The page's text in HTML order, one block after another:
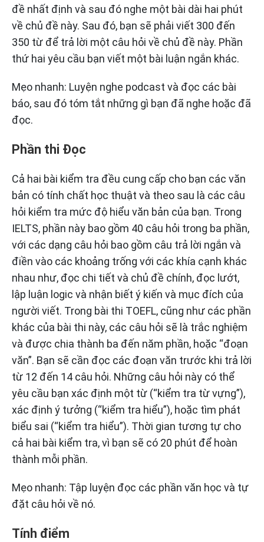
đề nhất định và sau đó nghe một bài dài hai phút
về chủ đề này. Sau đó, bạn sẽ phải viết 300 đến
350 từ để trả lời một câu hỏi về chủ đề này. Phần
thứ hai yêu cầu bạn viết một bài luận ngắn khác.
Mẹo nhanh: Luyện nghe podcast và đọc các bài
báo, sau đó tóm tắt những gì bạn đã nghe hoặc đã
đọc.
Phần thi Đọc
Cả hai bài kiểm tra đều cung cấp cho bạn các văn
bản có tính chất học thuật và theo sau là các câu
hỏi kiểm tra mức độ hiểu văn bản của bạn. Trong
IELTS, phần này bao gồm 40 câu hỏi trong ba phần,
với các dạng câu hỏi bao gồm câu trả lời ngắn và
điền vào các khoảng trống với các khía cạnh khác
nhau như, đọc chi tiết và chủ đề chính, đọc lướt,
lập luận logic và nhận biết ý kiến và mục đích của
người viết. Trong bài thi TOEFL, cũng như các phần
khác của bài thi này, các câu hỏi sẽ là trắc nghiệm
và được chia thành ba đến năm phần, hoặc “đoạn
văn”. Bạn sẽ cần đọc các đoạn văn trước khi trả lời
từ 12 đến 14 câu hỏi. Những câu hỏi này có thể
yêu cầu bạn xác định một từ (“kiểm tra từ vựng”),
xác định ý tưởng (“kiểm tra hiểu”), hoặc tìm phát
biểu sai (“kiểm tra hiểu”). Thời gian tương tự cho
cả hai bài kiểm tra, vì bạn sẽ có 20 phút để hoàn
thành mỗi phần.
Mẹo nhanh: Tập luyện đọc các phần văn học và tự
đặt câu hỏi về nó.
Tính điểm